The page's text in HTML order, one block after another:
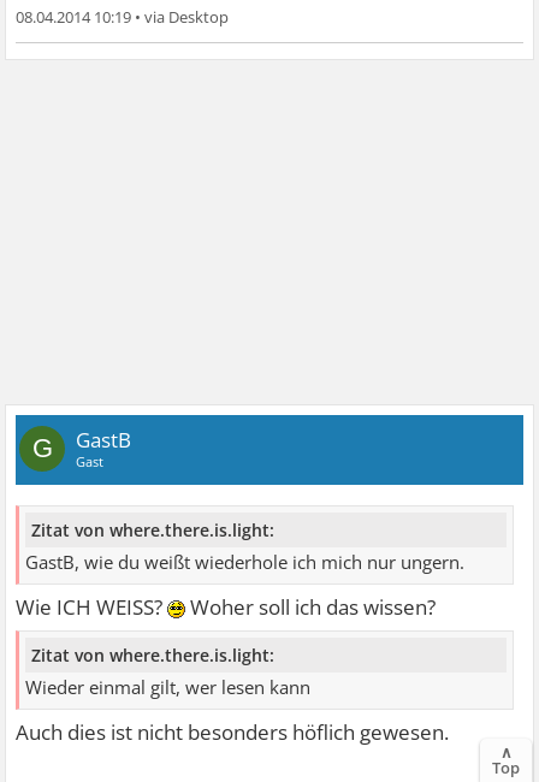
08.04.2014 10:19 •
G GastB
Gast
Zitat von where.there.is.light:
GastB, wie du weißt wiederhole ich mich nur ungern.
Wie ICH WEISS? Woher soll ich das wissen?
Zitat von where.there.is.light:
Wieder einmal gilt, wer lesen kann
Auch dies ist nicht besonders höflich gewesen.
∧
Top